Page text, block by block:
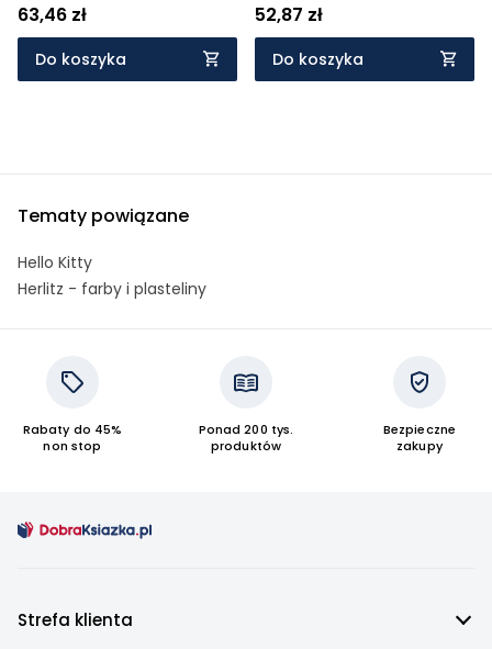
63,46 zł
Do koszyka
52,87 zł
Do koszyka
Tematy powiązane
Hello Kitty
Herlitz - farby i plasteliny
Rabaty do 45%
non stop
Ponad 200 tys.
produktów
Bezpieczne
zakupy
Strefa klienta